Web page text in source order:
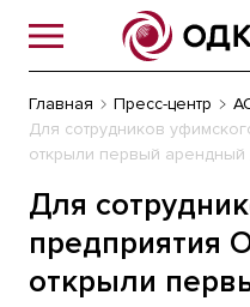
Главная Пресс-центр
Для сотрудников
открыли первый арендный
Для
открыли